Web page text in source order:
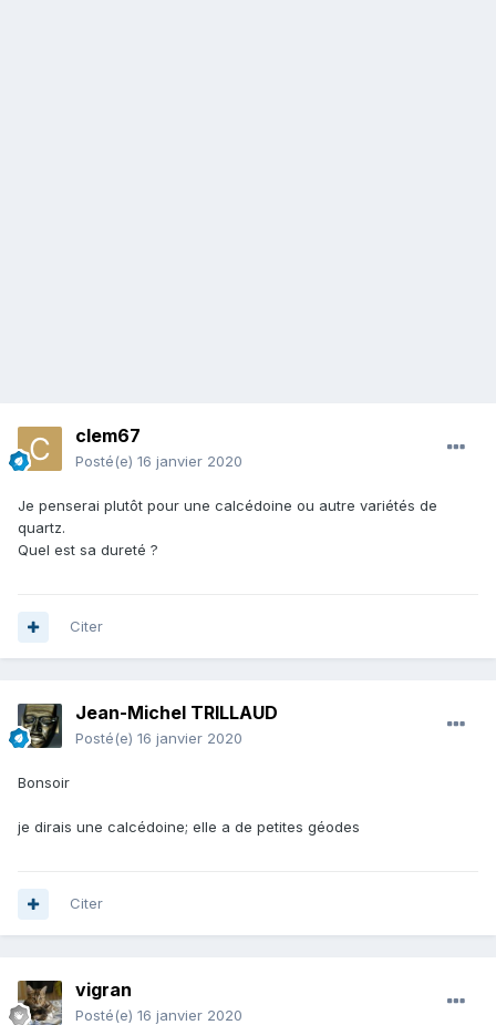
clem67
Posté(e) 16 janvier 2020
Je penserai plutôt pour une calcédoine ou autre variétés de
quartz.
Quel est sa dureté ?
Citer
Jean-Michel TRILLAUD
Posté(e) 16 janvier 2020
Bonsoir
je dirais une calcédoine; elle a de petites géodes
Citer
vigran
Posté(e) 16 janvier 2020